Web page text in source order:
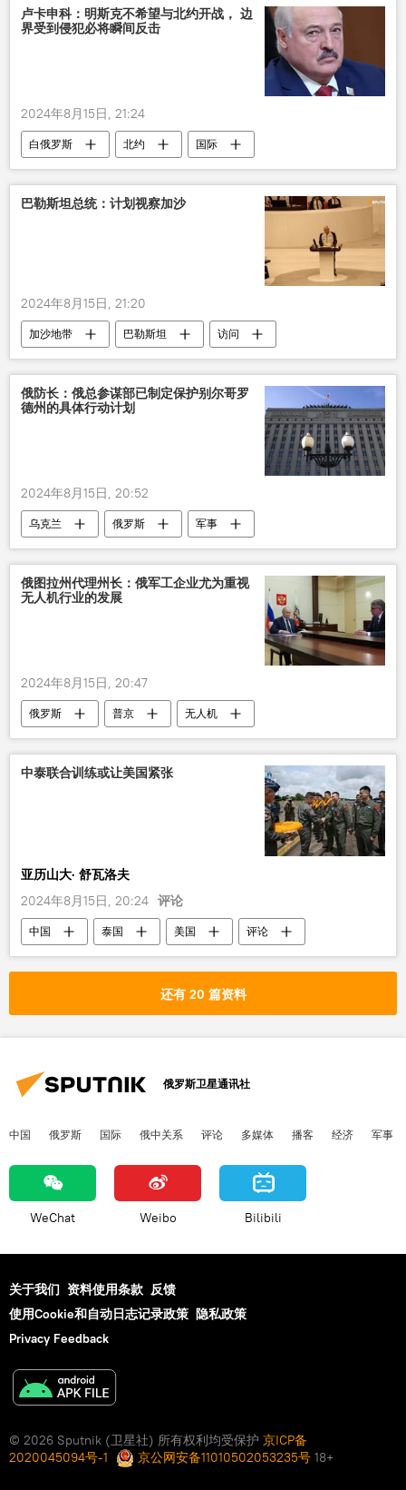
卢卡申科：明斯克不希望与北约开战， 边
界受到侵犯必将瞬间反击
2024年8月15日, 21:24
白俄罗斯 北约 国际
巴勒斯坦总统：计划视察加沙
2024年8月15日, 21:20
加沙地带 巴勒斯坦 访问
俄防长：俄总参谋部已制定保护别尔哥罗
德州的具体行动计划
2024年8月15日, 20:52
乌克兰 俄罗斯 军事
俄图拉州代理州长：俄军工企业尤为重视
无人机行业的发展
2024年8月15日, 20:47
俄罗斯 普京 无人机
中泰联合训练或让美国紧张
亚历山大· 舒瓦洛夫
2024年8月15日, 20:24 评论
中国 泰国 美国 评论
还有 20 篇资料
俄罗斯卫星通讯社
中国 俄罗斯 国际 俄中关系 评论 多媒体 播客 经济 军事
WeChat Weibo Bilibili
关于我们 资料使用条款 反馈
使用Cookie和自动日志记录政策 隐私政策
Privacy Feedback
© 2026 Sputnik (卫星社) 所有权利均受保护 京ICP备
2020045094号-1
京公网安备11010502053235号 18+